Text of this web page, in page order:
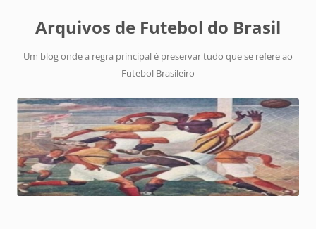
Arquivos de Futebol do Brasil
Um blog onde a regra principal é preservar tudo que se refere ao
Futebol Brasileiro